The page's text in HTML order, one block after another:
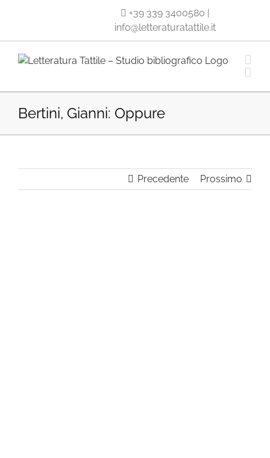
+39 339 3400580 |
info@letteraturatattile.it
Bertini, Gianni: Oppure
Precedente Prossimo